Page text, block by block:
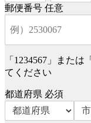
郵便番号 任意
「1234567」また
てください
都道府県 必須